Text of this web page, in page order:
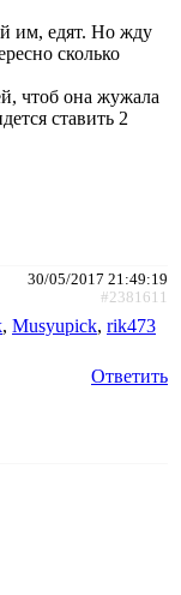
им, едят. Но жду
сколько
чтоб она жужала
ставить 2
30/05/2017 21:49:19
#2381611
, Musyupick, rik473
Ответить